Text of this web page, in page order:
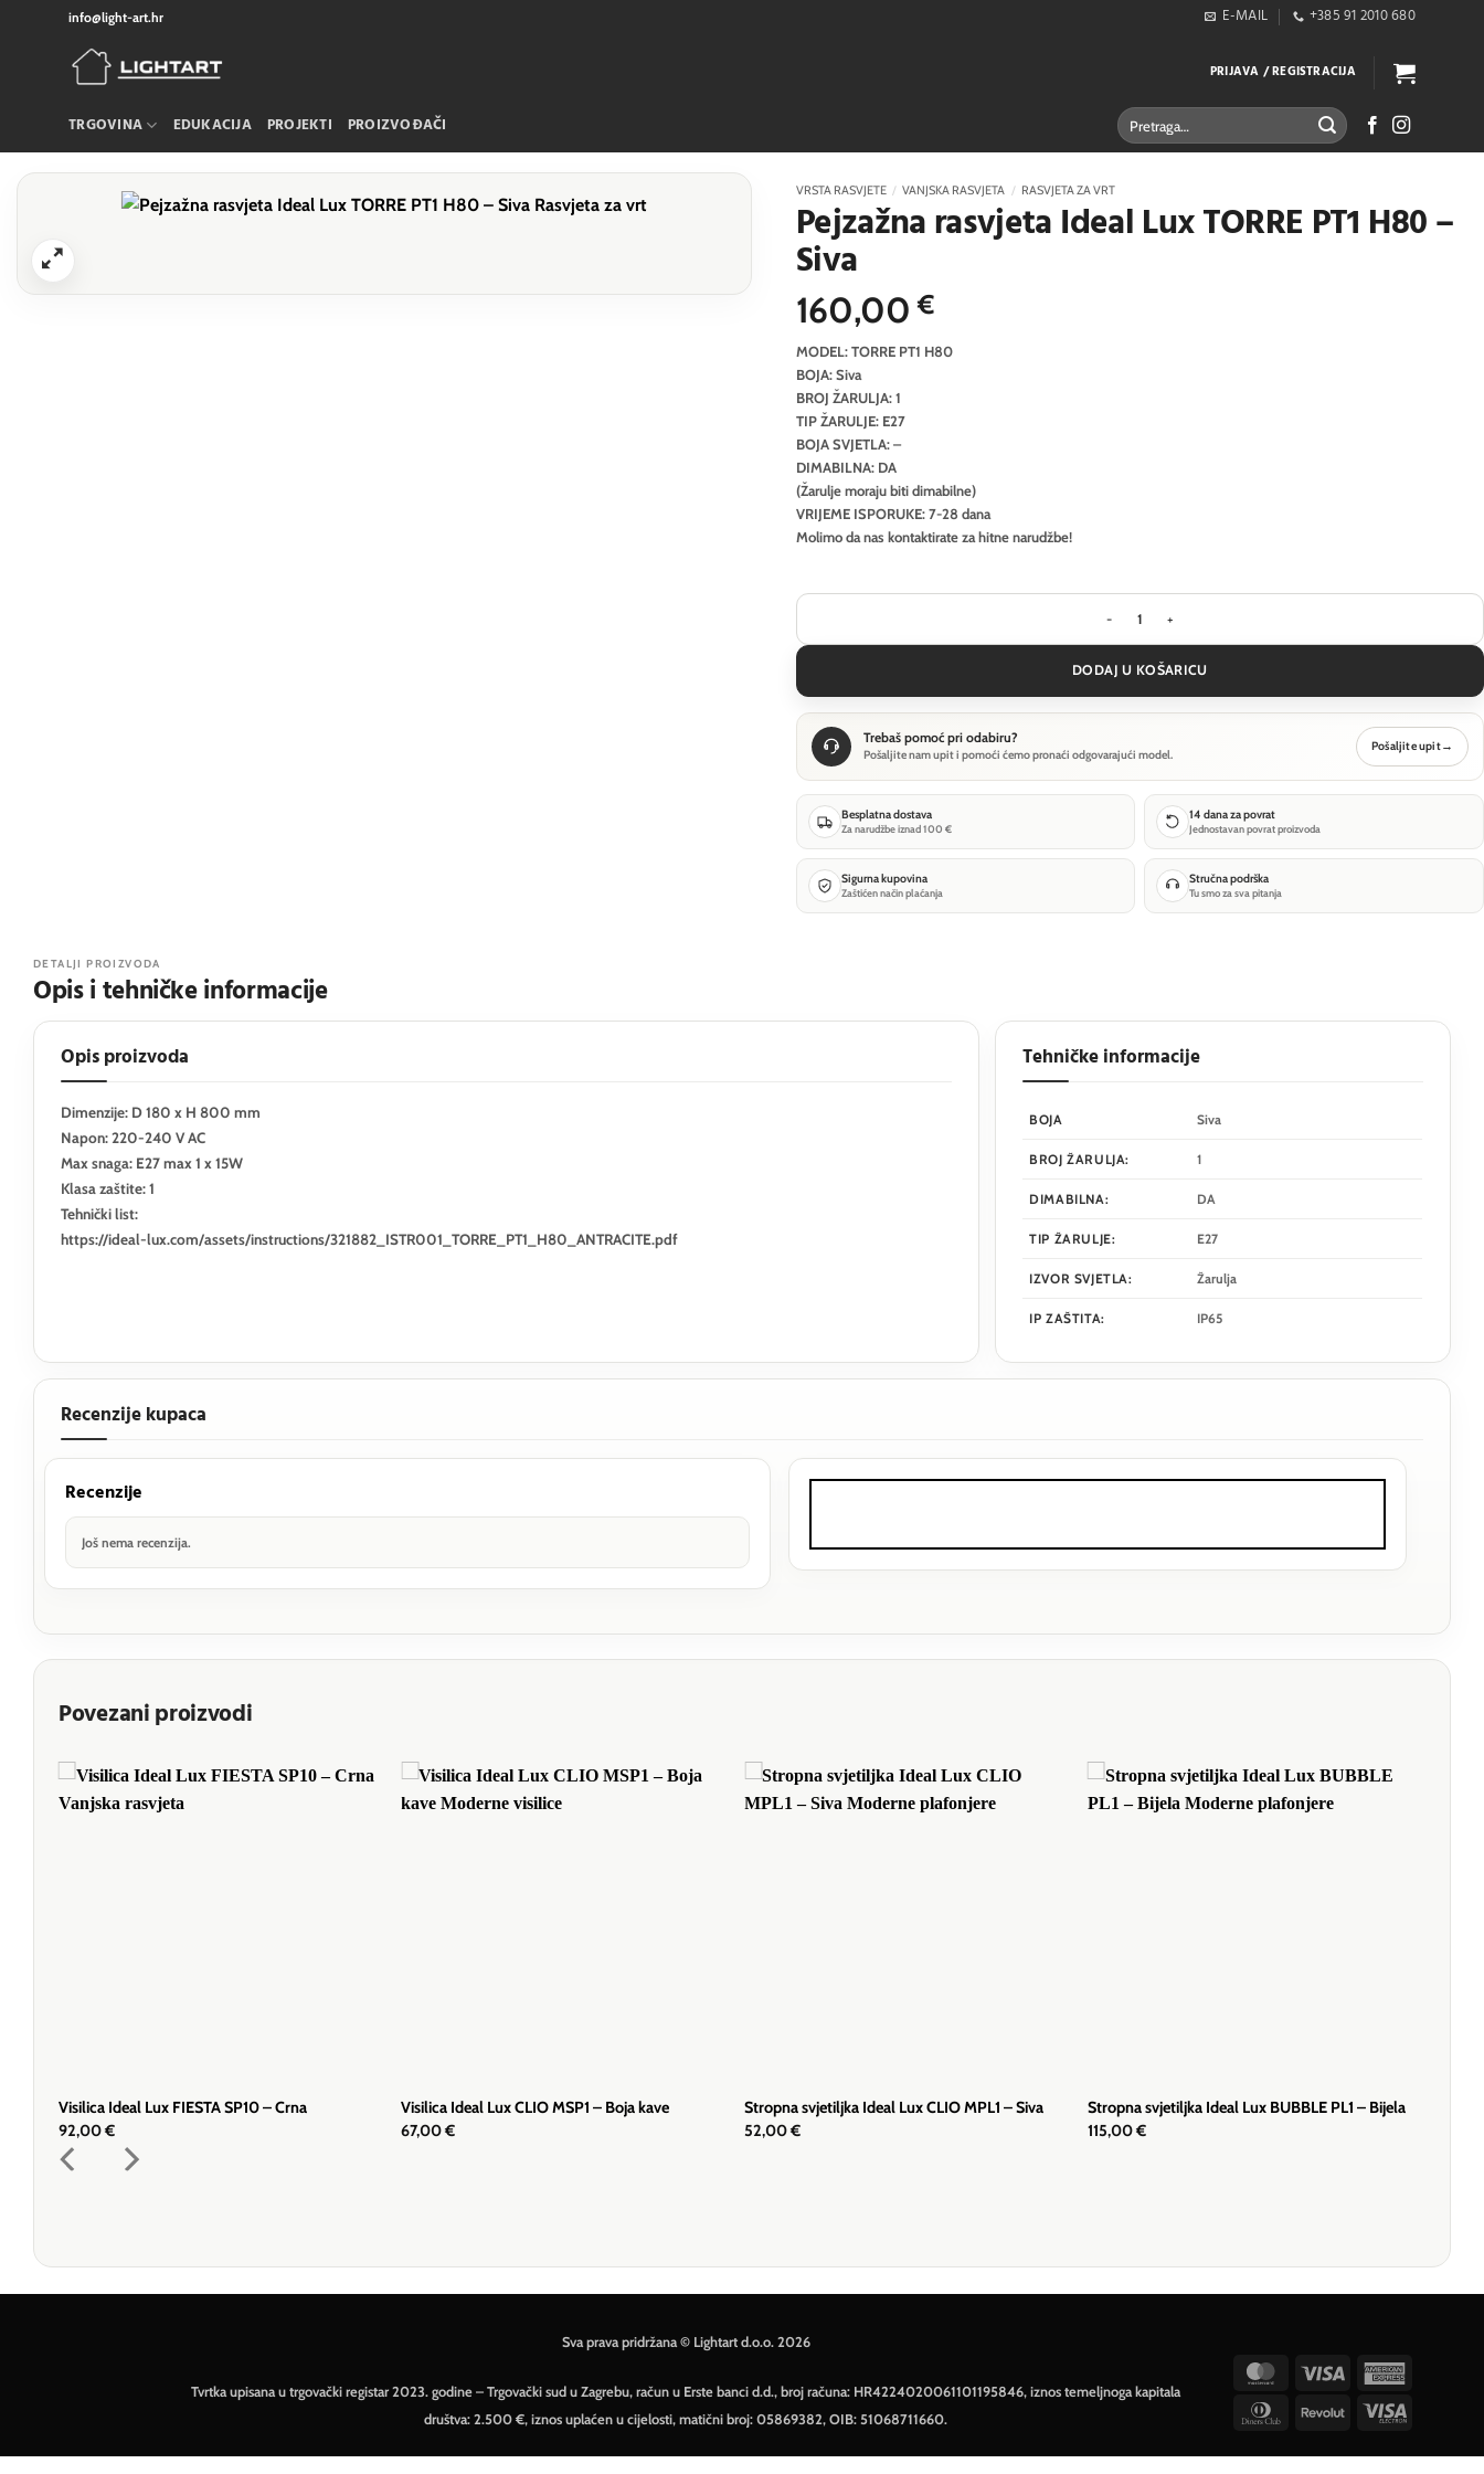
info@light-art.hr E-MAIL +385 91 2010 680
PRIJAVA / REGISTRACIJA
TRGOVINA EDUKACIJA PROJEKTI PROIZVOĐAČI Pretraži:
VRSTA RASVJETE / VANJSKA RASVJETA / RASVJETA ZA VRT
Pejzažna rasvjeta Ideal Lux TORRE PT1 H80 –
Siva
160,00€
MODEL: TORRE PT1 H80
BOJA: Siva
BROJ ŽARULJA: 1
TIP ŽARULJE: E27
BOJA SVJETLA: –
DIMABILNA: DA
(Žarulje moraju biti dimabilne)
VRIJEME ISPORUKE: 7-28 dana
Molimo da nas kontaktirate za hitne narudžbe!
Pejzažna rasvjeta Ideal Lux TORRE PT1 H80 - Siva
DODAJ U KOŠARICU
Trebaš pomoć pri odabiru?
Pošaljite nam upit i pomoći ćemo pronaći odgovarajući model.
Pošaljite upit→
Besplatna dostava
Za narudžbe iznad 100 €
14 dana za povrat
Jednostavan povrat proizvoda
Sigurna kupovina
Zaštićen način plaćanja
Stručna podrška
Tu smo za sva pitanja
DETALJI PROIZVODA
Opis i tehničke informacije
Opis proizvoda
Dimenzije: D 180 x H 800 mm
Napon: 220-240 V AC
Max snaga: E27 max 1 x 15W
Klasa zaštite: 1
Tehnički list:
https://ideal-lux.com/assets/instructions/321882_ISTR001_TORRE_PT1_H80_ANTRACITE.pdf
Tehničke informacije
BOJA Siva
BROJ ŽARULJA: 1
DIMABILNA: DA
TIP ŽARULJE: E27
IZVOR SVJETLA: Žarulja
IP ZAŠTITA: IP65
Recenzije kupaca
Recenzije
Još nema recenzija.
Povezani proizvodi
Visilica Ideal Lux FIESTA SP10 – Crna
92,00€
Visilica Ideal Lux CLIO MSP1 – Boja kave
67,00€
Stropna svjetiljka Ideal Lux CLIO MPL1 – Siva
52,00€
Stropna svjetiljka Ideal Lux BUBBLE PL1 – Bijela
115,00€
Sva prava pridržana © Lightart d.o.o. 2026
Tvrtka upisana u trgovački registar 2023. godine – Trgovački sud u Zagrebu, račun u Erste banci d.d., broj računa: HR4224020061101195846, iznos temeljnoga kapitala
društva: 2.500 €, iznos uplaćen u cijelosti, matični broj: 05869382, OIB: 51068711660.
MasterCard
Visa
DinnersRevolutVisa